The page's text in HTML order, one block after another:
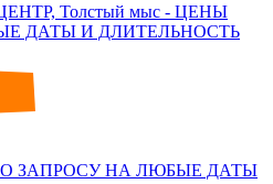
ЦЕНТР, Толстый мыс - ЦЕНЫ
ДАТЫ И ДЛИТЕЛЬНОСТЬ
ПО ЗАПРОСУ НА ЛЮБЫЕ ДАТЫ